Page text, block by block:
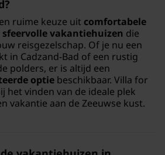
ruime keuze uit comfortabele
vakantiehuizen die
reisgezelschap. Of je nu een
in Cadzand-Bad of een rustig
polders, er is altijd een
optie beschikbaar. Villa for
het vinden van de ideale plek
vakantie aan de Zeeuwse kust.